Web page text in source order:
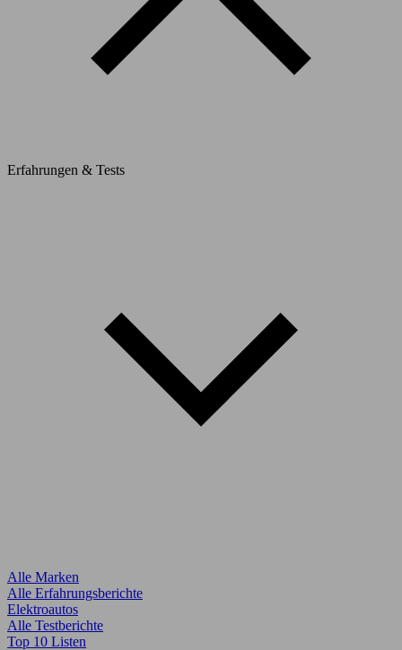
Erfahrungen & Tests
Alle Marken
Alle Erfahrungsberichte
Elektroautos
Alle Testberichte
Top 10 Listen